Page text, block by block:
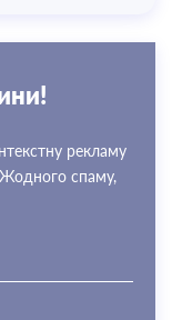
рекламу
Жодного спаму,